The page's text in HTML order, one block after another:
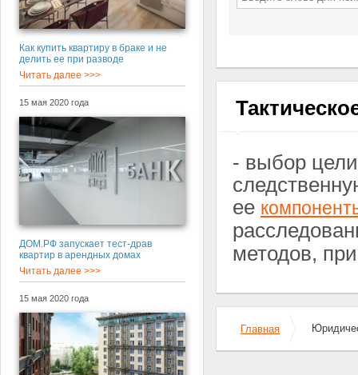
Как купить квартиру в браке и не
делить ее при разводе
Читать далее >>>
15 мая 2020 года
ДОМ.РФ запускает тест-драв
квартир в арендных домах
Читать далее >>>
15 мая 2020 года
- выбор цели
ее
методов,
Главная